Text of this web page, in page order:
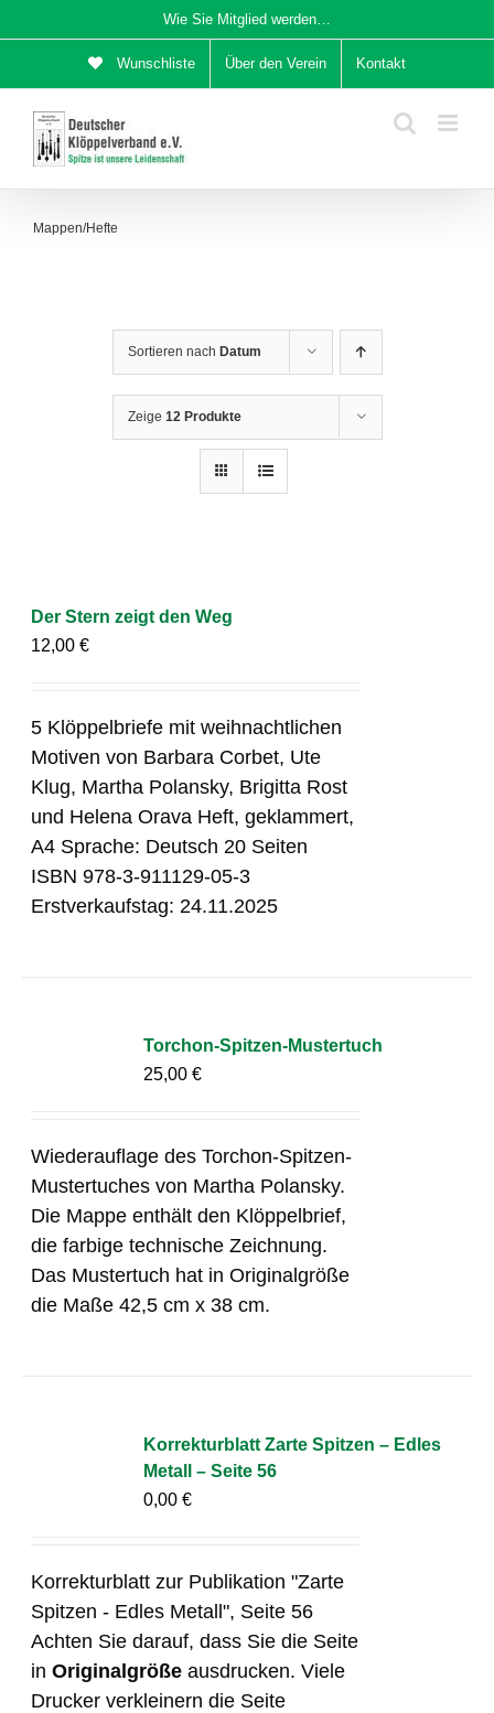
Inhalt
Wie Sie Mitglied werden…
Wunschliste Über den Verein Kontakt
Mappen/Hefte
Sortieren nach Datum
Zeige 12 Produkte
Der Stern zeigt den Weg
12,00€
5 Klöppelbriefe mit weihnachtlichen
Motiven von Barbara Corbet, Ute
Klug, Martha Polansky, Brigitta Rost
und Helena Orava Heft, geklammert,
A4 Sprache: Deutsch 20 Seiten
ISBN 978-3-911129-05-3
Erstverkaufstag: 24.11.2025
Torchon-Spitzen-Mustertuch
25,00€
Wiederauflage des Torchon-Spitzen-
Mustertuches von Martha Polansky.
Die Mappe enthält den Klöppelbrief,
die farbige technische Zeichnung.
Das Mustertuch hat in Originalgröße
die Maße 42,5 cm x 38 cm.
Korrekturblatt Zarte Spitzen – Edles
Metall – Seite 56
0,00€
Korrekturblatt zur Publikation "Zarte
Spitzen - Edles Metall", Seite 56
Achten Sie darauf, dass Sie die Seite
inOriginalgröße ausdrucken. Viele
Drucker verkleinern die Seite